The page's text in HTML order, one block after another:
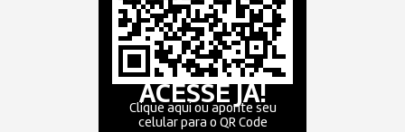
ACESSE JÁ!
Clique aqui ou aponte seu
celular para o QR Code